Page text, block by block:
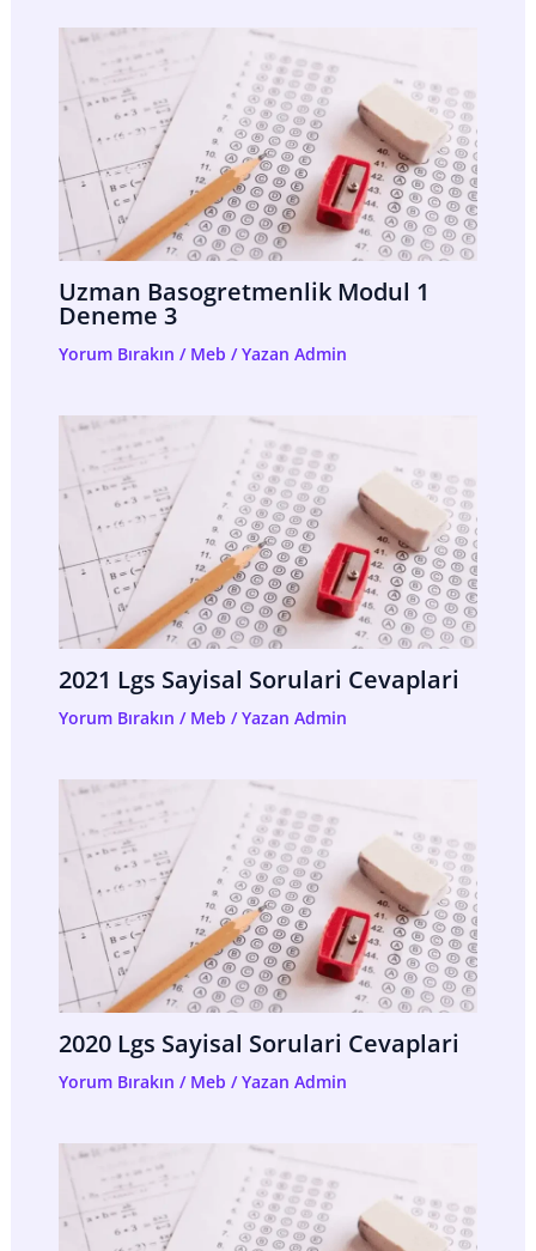
Uzman Basogretmenlik Modul 1
Deneme 3
Yorum Bırakın / Meb / Yazan Admin
2021 Lgs Sayisal Sorulari Cevaplari
Yorum Bırakın / Meb / Yazan Admin
2020 Lgs Sayisal Sorulari Cevaplari
Yorum Bırakın / Meb / Yazan Admin